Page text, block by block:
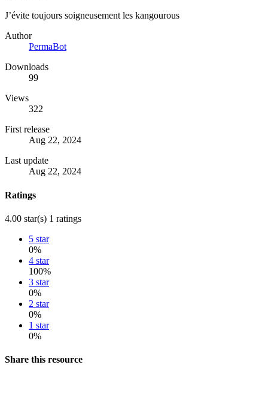
J’évite toujours soigneusement les kangourous
Author
PermaBot
Downloads
99
Views
322
First release
Aug 22, 2024
Last update
Aug 22, 2024
Ratings
4.00 star(s) 1 ratings
5 star
0%
4 star
100%
3 star
0%
2 star
0%
1 star
0%
Share this resource